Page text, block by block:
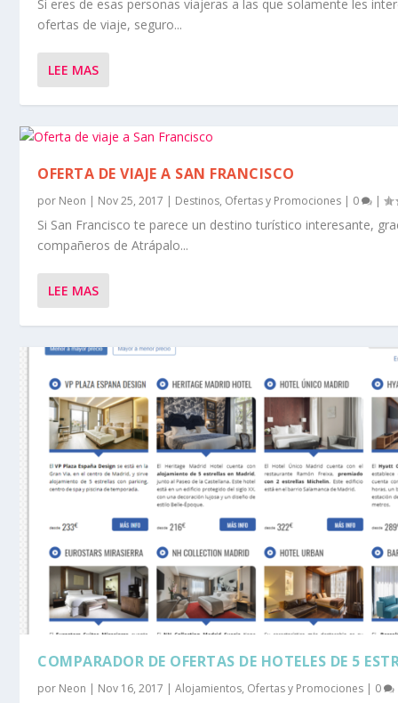
Si eres de esas personas viajeras a las que solamente les
ofertas de viaje, seguro...
LEE MAS
OFERTA DE VIAJE A SAN FRANCISCO
por Neon | Nov 25, 2017 | Destinos, Ofertas y Promociones | 0 |
Si San Francisco te parece un destino turístico interesante,
compañeros de Atrápalo...
LEE MAS
COMPARADOR DE OFERTAS DE HOTELES DE 5
por Neon | Nov 16, 2017 |Alojamientos, Ofertas y Promociones | 0